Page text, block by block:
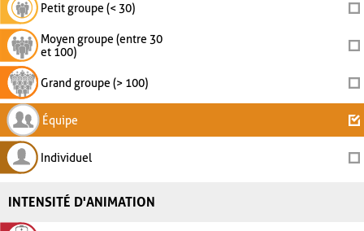
Petit groupe (< 30)
Moyen groupe (entre 30
et 100)
Grand groupe (> 100)
Équipe
Individuel
INTENSITÉ D'ANIMATION